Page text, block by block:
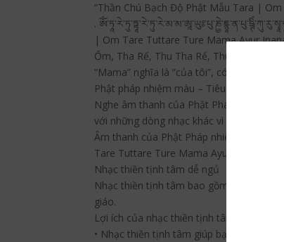
“Thần Chú Bạch Độ Phật Mẫu Tara |
.
| Om Tare Tuttare Ture Mama Ayur
Ốm, Tha Rế, Thu Tha Rế, Thu Rê, Ma
“Mama” nghĩa là “của tôi”, có thể thay
Phật pháp nhiệm màu – Tiêu Trừ Nghiệp
Nghe âm thanh của Phật Pháp nhiệm
với những dòng nhạc khác vì nhạc
Âm thanh của Phật Pháp nhiệm màu
Tare Tuttare Ture Mama Ayur Jnana
Nhạc thiền tịnh tâm dễ ngủ
Nhạc thiền tịnh tâm bao gồm 4 loại:
giáo.
Lợi ích của nhạc thiền tịnh tâm
• Nhạc thiền tịnh tâm giúp bạn giảm